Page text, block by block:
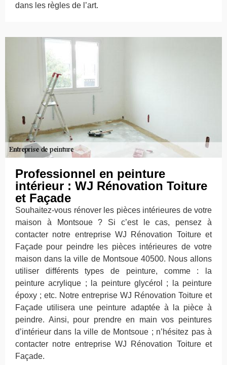
dans les règles de l’art.
Professionnel en peinture
intérieur : WJ Rénovation Toiture
et Façade
Souhaitez-vous rénover les pièces intérieures de votre
maison à Montsoue ? Si c’est le cas, pensez à
contacter notre entreprise WJ Rénovation Toiture et
Façade pour peindre les pièces intérieures de votre
maison dans la ville de Montsoue 40500. Nous allons
utiliser différents types de peinture, comme : la
peinture acrylique ; la peinture glycérol ; la peinture
époxy ; etc. Notre entreprise WJ Rénovation Toiture et
Façade utilisera une peinture adaptée à la pièce à
peindre. Ainsi, pour prendre en main vos peintures
d’intérieur dans la ville de Montsoue ; n’hésitez pas à
contacter notre entreprise WJ Rénovation Toiture et
Façade.